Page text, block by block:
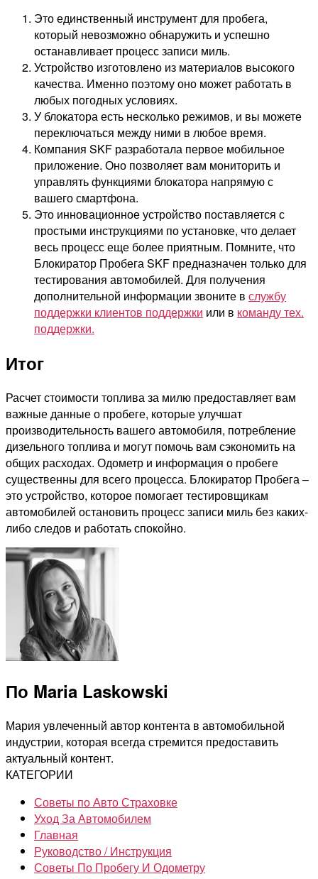
Это единственный инструмент для пробега,
который невозможно обнаружить и успешно
останавливает процесс записи миль.
Устройство изготовлено из материалов высокого
качества. Именно поэтому оно может работать в
любых погодных условиях.
У блокатора есть несколько режимов, и вы можете
переключаться между ними в любое время.
Компания SKF разработала первое мобильное
приложение. Оно позволяет вам мониторить и
управлять функциями блокатора напрямую с
вашего смартфона.
Это инновационное устройство поставляется с
простыми инструкциями по установке, что делает
весь процесс еще более приятным. Помните, что
Блокиратор Пробега SKF предназначен только для
тестирования автомобилей. Для получения
дополнительной информации звоните в службу
поддержки клиентов поддержки или в команду тех.
поддержки.
Итог
Расчет стоимости топлива за милю предоставляет вам
важные данные о пробеге, которые улучшат
производительность вашего автомобиля, потребление
дизельного топлива и могут помочь вам сэкономить на
общих расходах. Одометр и информация о пробеге
существенны для всего процесса. Блокиратор Пробега –
это устройство, которое помогает тестировщикам
автомобилей остановить процесс записи миль без каких-
либо следов и работать спокойно.
По Maria Laskowski
Мария увлеченный автор контента в автомобильной
индустрии, которая всегда стремится предоставить
актуальный контент.
КАТЕГОРИИ
Советы по Авто Страховке
Уход За Автомобилем
Главная
Руководство / Инструкция
Советы По Пробегу И Одометру